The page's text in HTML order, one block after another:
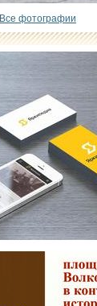
Все фотографии